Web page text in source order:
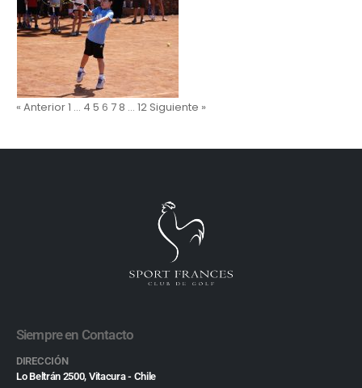
« Anterior1 … 4 5 6 7 8 … 12 Siguiente »
Siempre en Contacto
DIRECCIÓN
Lo Beltrán 2500, Vitacura - Chile